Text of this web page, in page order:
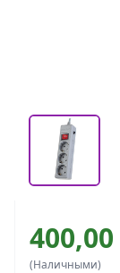
(Наличными)